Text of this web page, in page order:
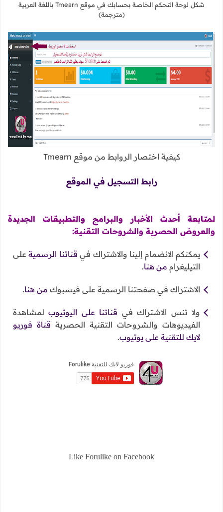
شكل لوحة التحكم الخاصة بحسابك في موقع Tmearn باللغة العربية
(مترجمة)
كيفية اختصار الروابط من موقع Tmearn
رابط التسجيل في الموقع
لمتابعة أحدث الأخبار والبرامج والتطبيقات الجديدة
والعروض الحصرية والشروحات التقنية:
يمكنكم الانضمام إلينا والاشتراك في قناتنا الرسميةعلى
التيليغرام من هنا.
الاشتراك في صفحتنا الرسمية على فيسبوك من هنا.
ولا تنس الاشتراك في قناتنا على اليوتيوبلمشاهدة
الفيديوهات والشروحات التقنية الحصرية قناة فوريو
لايك للتقنية على يوتيوب.
Like Forulike on Facebook